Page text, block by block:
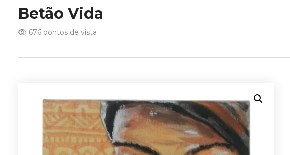
Betão Vida
676 pontos de vista